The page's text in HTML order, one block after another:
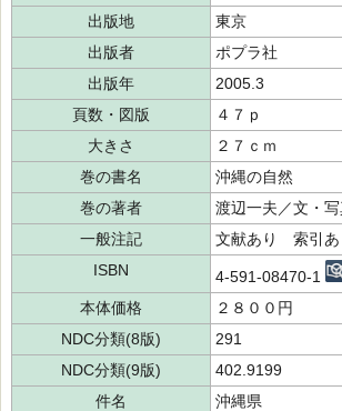
出版地
東京
出版者
ポプラ社
出版年
2005.3
頁数・図版
４７ｐ
大きさ
２７ｃｍ
巻の書名
沖縄の自然
巻の著者
渡辺一夫／文・
一般注記
文献あり 索引あ
ISBN
4-591-08470-1
本体価格
２８００円
NDC分類(8版)
291
NDC分類(9版)
402.9199
件名
沖縄県